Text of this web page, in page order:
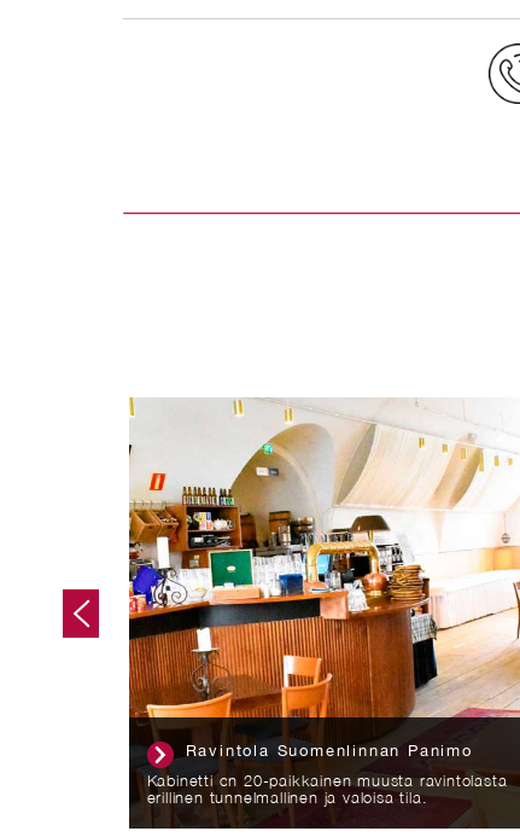
Ravintola Casa Mare / Tallberg II -
kabinetti
Kabinetti on 14 hengelle sopiva kokoustila, jossa
sopii hienosti järjestettäväksi myös erilaiset juhlat.